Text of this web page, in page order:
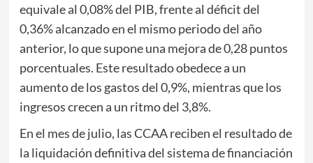
equivale al 0,08% del PIB, frente al déficit del
0,36% alcanzado en el mismo periodo del año
anterior, lo que supone una mejora de 0,28 puntos
porcentuales. Este resultado obedece a un
aumento de los gastos del 0,9%, mientras que los
ingresos crecen a un ritmo del 3,8%.
En el mes de julio, las CCAA reciben el resultado de
la liquidación definitiva del sistema de financiación